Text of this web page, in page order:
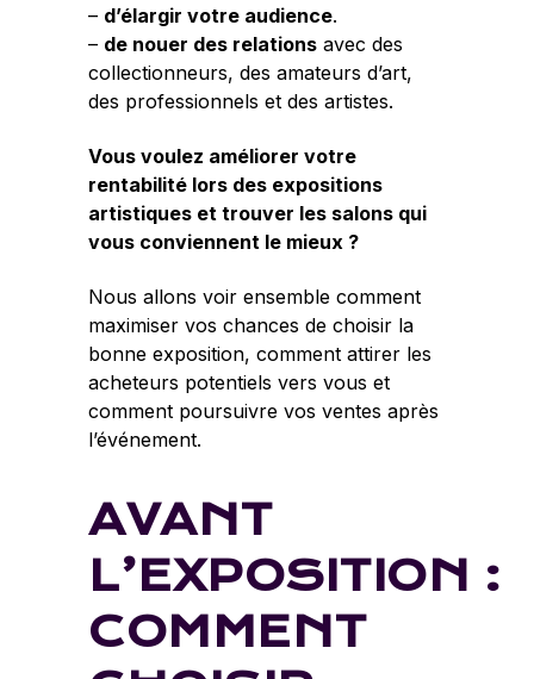
– d’élargir votre audience.
– de nouer des relations avec des
collectionneurs, des amateurs d’art,
des professionnels et des artistes.
Vous voulez améliorer votre
rentabilité lors des expositions
artistiques et trouver les salons qui
vous conviennent le mieux ?
Nous allons voir ensemble comment
maximiser vos chances de choisir la
bonne exposition, comment attirer les
acheteurs potentiels vers vous et
comment poursuivre vos ventes après
l’événement.
AVANT
L’EXPOSITION :
COMMENT